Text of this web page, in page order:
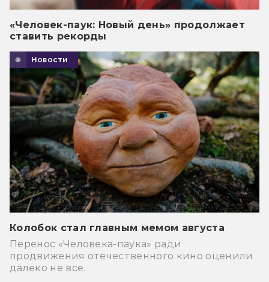
«Человек-паук: Новый день» продолжает
ставить рекорды
Новости
Колобок стал главным мемом августа
Перенос «Человека-паука» ради
продвижения отечественного кино оценили
далеко не все.